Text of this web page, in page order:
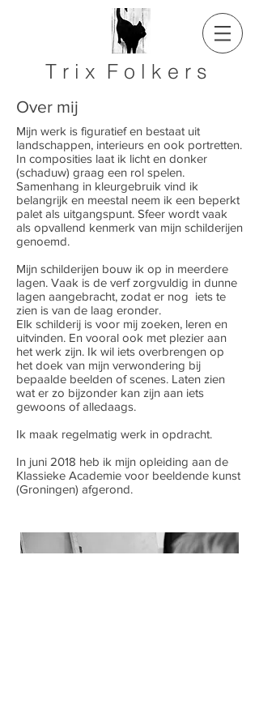
T r i x F o l k e r s
Over mij
Mijn werk is figuratief en bestaat uit
landschappen, interieurs en ook portretten.
In composities laat ik licht en donker
(schaduw) graag een rol spelen.
Samenhang in kleurgebruik vind ik
belangrijk en meestal neem ik een beperkt
palet als uitgangspunt. Sfeer wordt vaak
als opvallend kenmerk van mijn schilderijen
genoemd.
Mijn schilderijen bouw ik op in meerdere
lagen. Vaak is de verf zorgvuldig in dunne
lagen aangebracht, zodat er nog iets te
zien is van de laag eronder.
Elk schilderij is voor mij zoeken, leren en
uitvinden. En vooral ook met plezier aan
het werk zijn. Ik wil iets overbrengen op
het doek van mijn verwondering bij
bepaalde beelden of scenes. Laten zien
wat er zo bijzonder kan zijn aan iets
gewoons of alledaags.
Ik maak regelmatig werk in opdracht.
In juni 2018 heb ik mijn opleiding aan de
Klassieke Academie voor beeldende kunst
(Groningen) afgerond.